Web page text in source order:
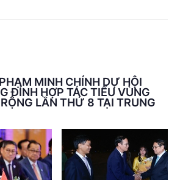
MINH CHÍNH DỰ HỘI
ĐỈNH HỢP TÁC TIỂU VÙNG
LẦN THỨ 8 TẠI TRUNG